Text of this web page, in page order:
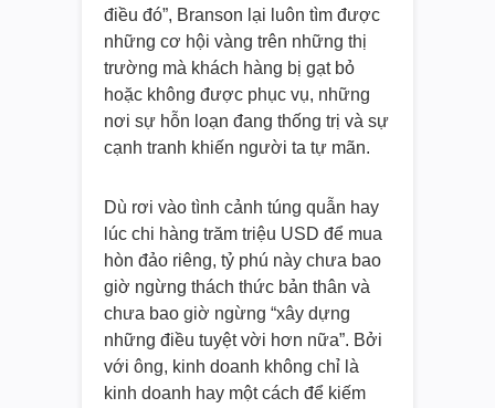
điều đó”, Branson lại luôn tìm được
những cơ hội vàng trên những thị
trường mà khách hàng bị gạt bỏ
hoặc không được phục vụ, những
nơi sự hỗn loạn đang thống trị và sự
cạnh tranh khiến người ta tự mãn.
Dù rơi vào tình cảnh túng quẫn hay
lúc chi hàng trăm triệu USD để mua
hòn đảo riêng, tỷ phú này chưa bao
giờ ngừng thách thức bản thân và
chưa bao giờ ngừng “xây dựng
những điều tuyệt vời hơn nữa”. Bởi
với ông, kinh doanh không chỉ là
kinh doanh hay một cách để kiếm